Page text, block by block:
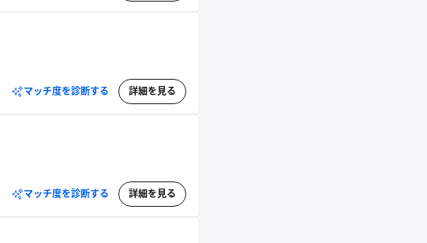
マッチ度を診断する 詳細を見る
マッチ度を診断する 詳細を見る